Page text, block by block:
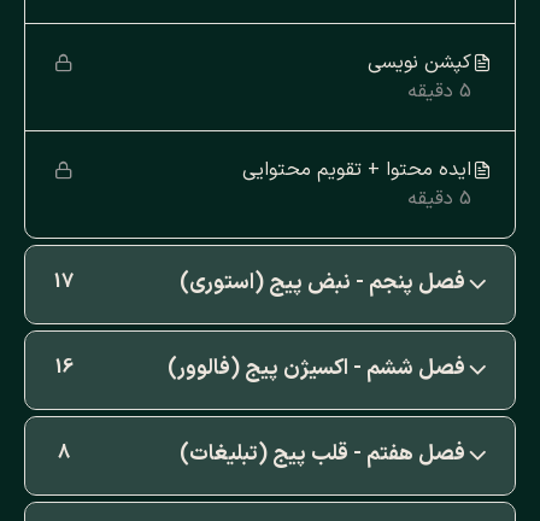
کپشن نویسی
5 دقیقه
ایده محتوا + تقویم محتوایی
5 دقیقه
فصل پنجم - نبض پیج (استوری) 17
فصل ششم - اکسیژن پیج (فالوور) 16
فصل هفتم - قلب پیج (تبلیغات) 8